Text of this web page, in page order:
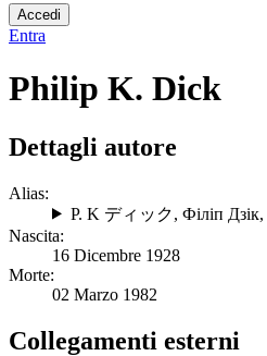
Accedi
Entra
Philip K. Dick
Dettagli autore
Alias:
P. K ディック, Філіп Дзік,
Nascita:
16 Dicembre 1928
Morte:
02 Marzo 1982
Collegamenti esterni